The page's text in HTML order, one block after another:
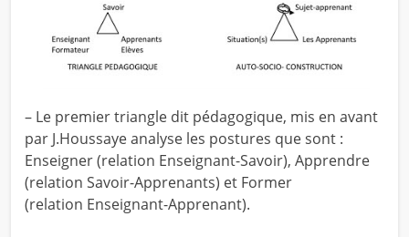
– Le premier triangle dit pédagogique, mis en avant
par J.Houssaye analyse les postures que sont :
Enseigner (relation Enseignant-Savoir), Apprendre
(relation Savoir-Apprenants) et Former
(relation Enseignant-Apprenant).